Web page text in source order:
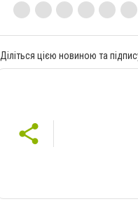
Діліться цією новиною та